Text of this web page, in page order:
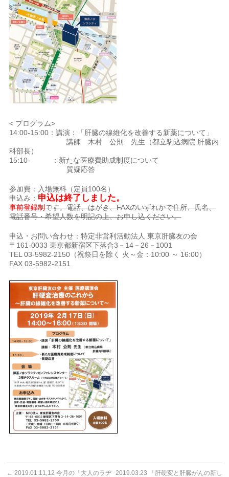
< プログラム>
14:00-15:00：講演：「肝臓の線維化を改善する新薬について」
講師 木村 公則 先生（都立駒込病院 肝臓内
科部長）
15:10- ：新たな医療費助成制度について
質疑応答
参加費：入場無料（定員100名）
申込み： 申込は終了しました。
事前登録制です。電話、はがき、FAXのいずれかで住所、氏名、
電話番号・希望人数を明記の上、お申し込ください。
申込・お問い合わせ：特定非営利活動法人 東京肝臓友の会
〒161-0033 東京都新宿区下落合3－14－26－1001
TEL 03-5982-2150（祝祭日を除く 火～金：10:00 ～ 16:00）
FAX 03-5982-2151
← 2019.01.11,12 今月の「大人のラヂ 2019.03.23 「肝硬変と肝臓がんの新し